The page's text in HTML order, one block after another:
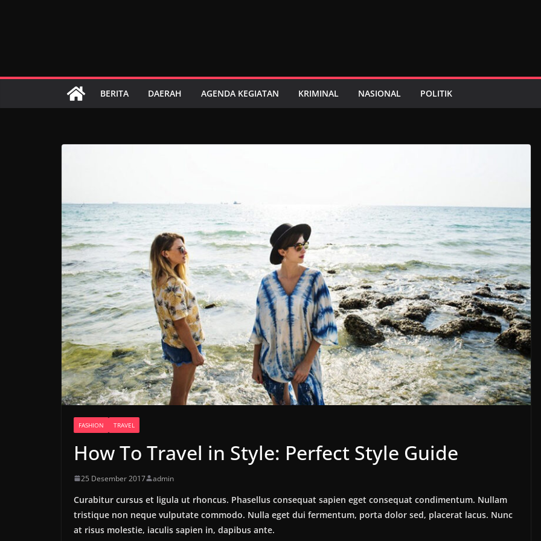
BERITA DAERAH AGENDA KEGIATAN KRIMINAL NASIONAL POLITIK
FASHION TRAVEL
How To Travel in Style: Perfect Style Guide
25 Desember 2017 admin
Curabitur cursus et ligula ut rhoncus. Phasellus consequat sapien eget consequat condimentum. Nullam
tristique non neque vulputate commodo. Nulla eget dui fermentum, porta dolor sed, placerat lacus. Nunc
at risus molestie, iaculis sapien in, dapibus ante.
BERITA DAERAH DPRD SUKABUMI
Anggota DPRD
Warga dan Pemuda
Melalui Reses Masa
7 Juni 2026 admin